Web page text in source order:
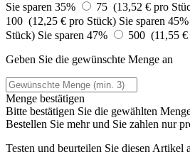
Sie sparen 35%
75 (13,52 € pro
100 (12,25 € pro Stück) Sie sparen 45%
Stück) Sie sparen 47% 500 (11,55
Geben Sie die gewünschte Menge an
Menge bestätigen
Bitte bestätigen Sie die gewählten
Bestellen Sie mehr und Sie zahlen nur
Testen und beurteilen Sie diesen Artikel